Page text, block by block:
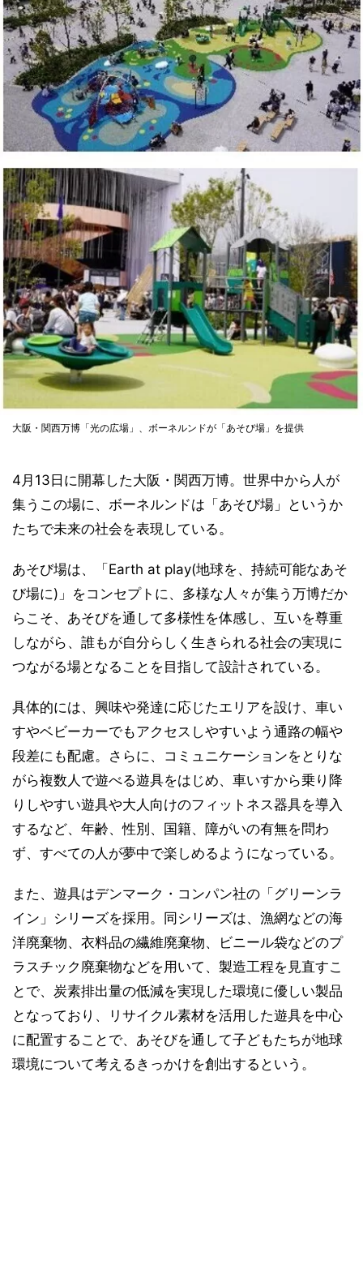
大阪・関西万博「光の広場」、ボーネルンドが「あそび場」を提供
4月13日に開幕した大阪・関西万博。世界中から人が
集うこの場に、ボーネルンドは「あそび場」というか
たちで未来の社会を表現している。
あそび場は、「Earth at play(地球を、持続可能なあそ
び場に)」をコンセプトに、多様な人々が集う万博だか
らこそ、あそびを通して多様性を体感し、互いを尊重
しながら、誰もが自分らしく生きられる社会の実現に
つながる場となることを目指して設計されている。
具体的には、興味や発達に応じたエリアを設け、車い
すやベビーカーでもアクセスしやすいよう通路の幅や
段差にも配慮。さらに、コミュニケーションをとりな
がら複数人で遊べる遊具をはじめ、車いすから乗り降
りしやすい遊具や大人向けのフィットネス器具を導入
するなど、年齢、性別、国籍、障がいの有無を問わ
ず、すべての人が夢中で楽しめるようになっている。
また、遊具はデンマーク・コンパン社の「グリーンラ
イン」シリーズを採用。同シリーズは、漁網などの海
洋廃棄物、衣料品の繊維廃棄物、ビニール袋などのプ
ラスチック廃棄物などを用いて、製造工程を見直すこ
とで、炭素排出量の低減を実現した環境に優しい製品
となっており、リサイクル素材を活用した遊具を中心
に配置することで、あそびを通して子どもたちが地球
環境について考えるきっかけを創出するという。